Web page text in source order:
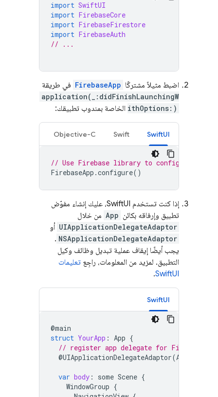
import SwiftUI
import FirebaseCore
import FirebaseFirestore
import FirebaseAuth
// ...
اضبط مثيلاً مشتركًا FirebaseApp في طريقة
application(_:didFinishLaunchingW
ithOptions:) الخاصة بمندوب تطبيقك:
SwiftUI
Swift
Objective-C
// Use Firebase library to configure APIs
FirebaseApp .configure()
إذا كنت تستخدم SwiftUI، عليك إنشاء مفوّض
تطبيق وإرفاقه بكائن App من خلال
UIApplicationDelegateAdaptor أو
NSApplicationDelegateAdaptor
.
يجب أيضًا إيقاف عملية تبديل وظائف وكيل
التطبيق. لمزيد من المعلومات، راجِع تعليمات
SwiftUI
.
SwiftUI
@main
struct YourApp : App {
// register app delegate for Firebase
@UIApplicationDelegateAdaptor(
var body : some Scene {
WindowGroup {